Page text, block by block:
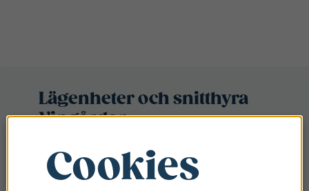
Lägenheter och snitthyra
Vingården
2:or (45 kvm)
Cookies